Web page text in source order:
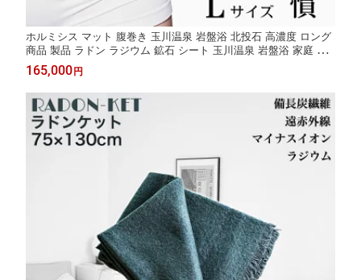
ホルミシス マット 腹巻き 玉川温泉 岩盤浴 北投石 高濃度 ロング
商品 製品 ラドン ラジウム 鉱石 シート 玉川温泉 岩盤浴 家庭 腸
活 温活グッズ 健康グッズ バドガシュタイン 鉱石 三朝温泉 岩盤
浴 家庭用 温泉 効果
165,000円